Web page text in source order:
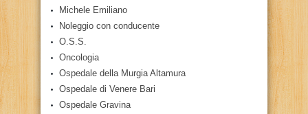
Michele Emiliano
Noleggio con conducente
O.S.S.
Oncologia
Ospedale della Murgia Altamura
Ospedale di Venere Bari
Ospedale Gravina